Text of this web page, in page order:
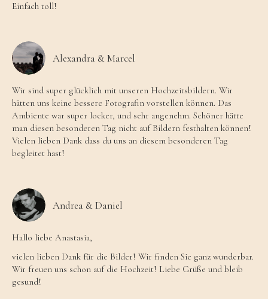
Einfach toll!
Alexandra & Marcel
Wir sind super glücklich mit unseren Hochzeitsbildern. Wir
hätten uns keine bessere Fotografin vorstellen können. Das
Ambiente war super locker, und sehr angenehm. Schöner hätte
man diesen besonderen Tag nicht auf Bildern festhalten können!
Vielen lieben Dank dass du uns an diesem besonderen Tag
begleitet hast!
Andrea & Daniel
Hallo liebe Anastasia,
vielen lieben Dank für die Bilder! Wir finden Sie ganz wunderbar.
Wir freuen uns schon auf die Hochzeit! Liebe Grüße und bleib
gesund!